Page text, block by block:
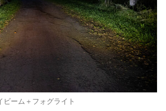
ビーム＋フォグライト